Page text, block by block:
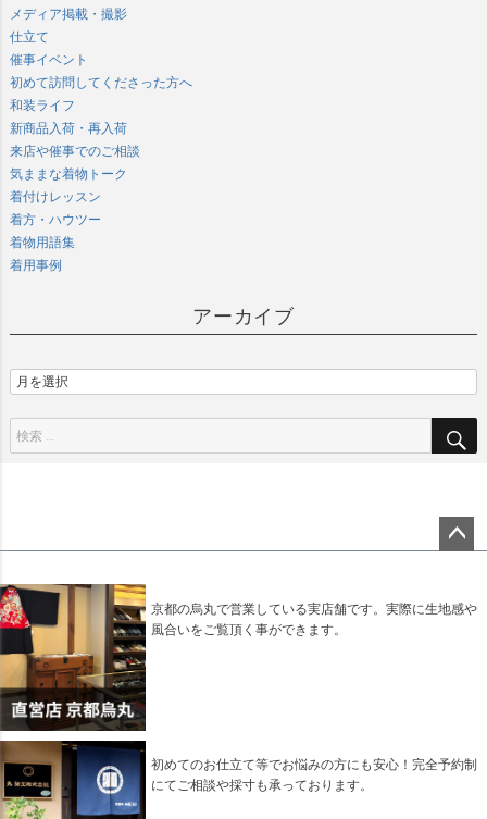
メディア掲載・撮影
仕立て
催事イベント
初めて訪問してくださった方へ
和装ライフ
新商品入荷・再入荷
来店や催事でのご相談
気ままな着物トーク
着付けレッスン
着方・ハウツー
着物用語集
着用事例
アーカイブ
ップ
京都の烏丸で営業している実店舗です。実際に生地感や
風合いをご覧頂く事ができます。
初めてのお仕立て等でお悩みの方にも安心！完全予約制
にてご相談や採寸も承っております。